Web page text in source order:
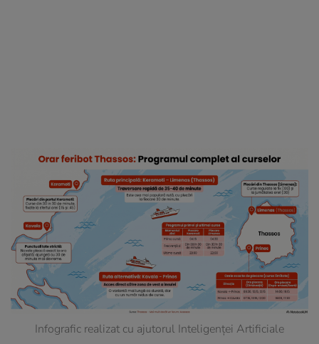
Infografic realizat cu ajutorul Inteligenței Artificiale